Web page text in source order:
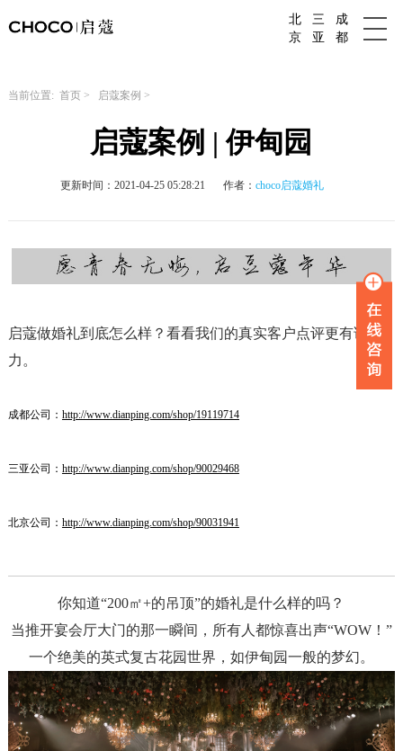
北
京
三
亚
成
都
当前位置: 首页> 启蔻案例 >
启蔻案例 | 伊甸园
更新时间：2021-04-25 05:28:21 作者：choco启蔻婚礼
启蔻做婚礼到底怎么样？看看我们的真实客户点评更有说服
力。
成都公司： http://www.dianping.com/shop/19119714
三亚公司： http://www.dianping.com/shop/90029468
北京公司： http://www.dianping.com/shop/90031941
你知道“200㎡+的吊顶”的婚礼是什么样的吗？
当推开宴会厅大门的那一瞬间，所有人都惊喜出声“WOW！”
一个绝美的英式复古花园世界，如伊甸园一般的梦幻。